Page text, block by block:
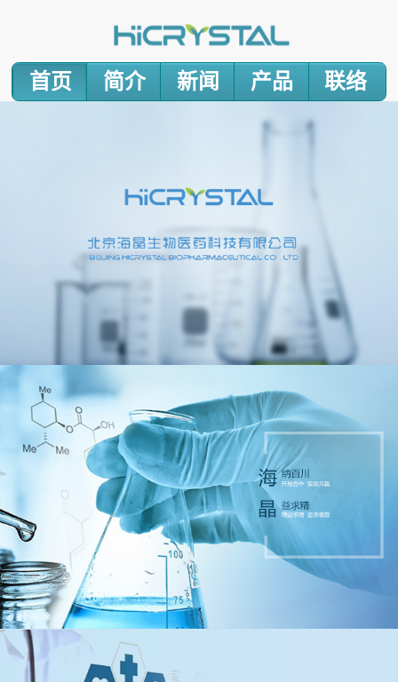
首页 简介 新闻 产品 联络